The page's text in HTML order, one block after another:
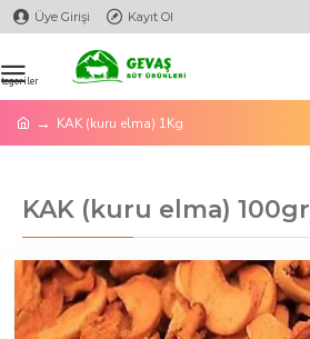
Üye Girişi Kayıt Ol
KAK (kuru elma) 1Kg
KAK (kuru elma) 100gr